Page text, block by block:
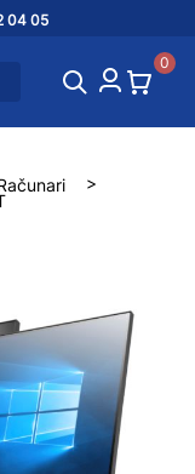
04 05
0
>